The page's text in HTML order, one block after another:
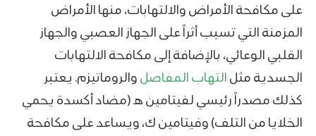
على مكافحة الأمراض والالتهابات، منها الأمراض
المزمنة التي تسبب أثراً على الجهاز العصبي والجهاز
القلبي الوعائي، بالإضافة إلى مكافحة الالتهابات
الجسدية مثل التهاب المفاصل والروماتيزم. يعتبر
كذلك مصدراً رئيسي لفيتامين هـ (مضاد أكسدة يحمي
الخلايا من التلف) وفيتامين ك، ويساعد على مكافحة